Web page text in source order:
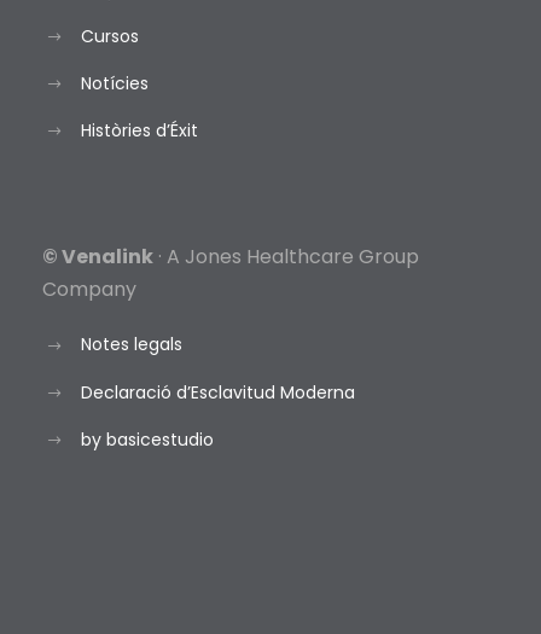
Cursos
Notícies
Històries d’Éxit
© Venalink · A Jones Healthcare Group
Company
Notes legals
Declaració d’Esclavitud Moderna
by basicestudio